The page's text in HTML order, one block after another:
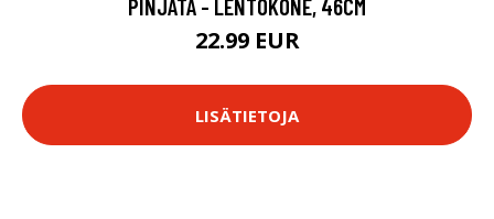
PINJATA - LENTOKONE, 46CM
22.99 EUR
LISÄTIETOJA